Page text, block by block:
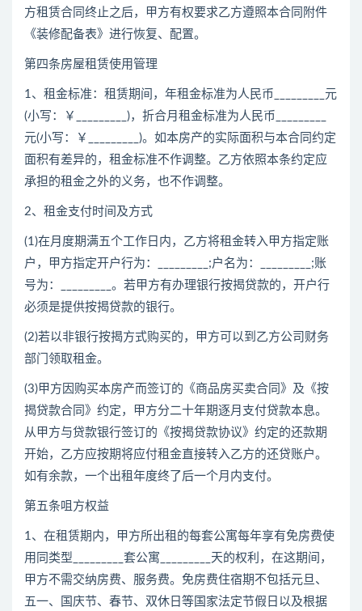
方租赁合同终止之后，甲方有权要求乙方遵照本合同附件
《装修配备表》进行恢复、配置。
第四条房屋租赁使用管理
1、租金标准：租赁期间，年租金标准为人民币_________元
(小写：￥_________)，折合月租金标准为人民币_________
元(小写：￥_________)。如本房产的实际面积与本合同约定
面积有差异的，租金标准不作调整。乙方依照本条约定应
承担的租金之外的义务，也不作调整。
2、租金支付时间及方式
(1)在月度期满五个工作日内，乙方将租金转入甲方指定账
户，甲方指定开户行为：_________;户名为：_________;账
号为：_________。若甲方有办理银行按揭贷款的，开户行
必须是提供按揭贷款的银行。
(2)若以非银行按揭方式购买的，甲方可以到乙方公司财务
部门领取租金。
(3)甲方因购买本房产而签订的《商品房买卖合同》及《按
揭贷款合同》约定，甲方分二十年期逐月支付贷款本息。
从甲方与贷款银行签订的《按揭贷款协议》约定的还款期
开始，乙方应按期将应付租金直接转入乙方的还贷账户。
如有余款，一个出租年度终了后一个月内支付。
第五条咀方权益
1、在租赁期内，甲方所出租的每套公寓每年享有免房费使
用同类型_________套公寓_________天的权利，在这期间，
甲方不需交纳房费、服务费。免房费住宿期不包括元旦、
五一、国庆节、春节、双休日等国家法定节假日以及根据